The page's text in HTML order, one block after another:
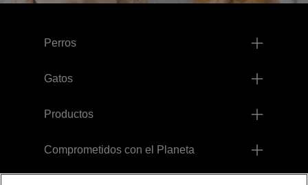
Perros
Gatos
Productos
Comprometidos con el Planeta